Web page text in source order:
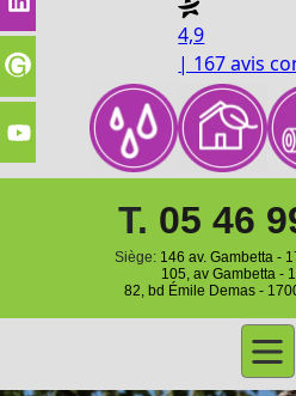
4,9
| 167 avis
T. 05 46
Siège: 146 av. Gambetta -
105, av Gambetta -
82, bd Émile Demas -